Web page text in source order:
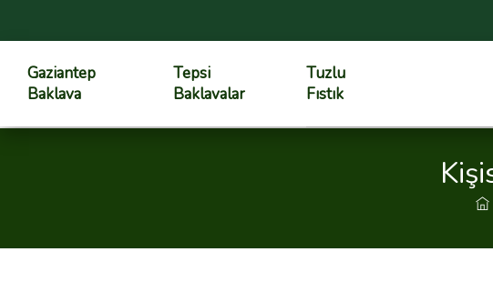
Gaziantep
Baklava
Tepsi
Baklavalar
Tuzlu
Fıstık